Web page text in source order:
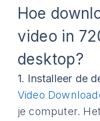
Hoe
video in
desktop?
1. Installeer de
Video
je computer.